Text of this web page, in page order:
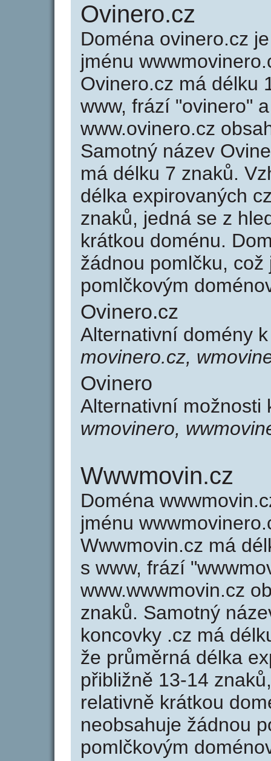
Ovinero.cz
Doména ovinero.cz
jménu
Ovinero.cz má délku
www, frází "ovinero"
www.ovinero.cz
Samotný název
má délku 7 znaků.
délka expirovaných
znaků, jedná se z
krátkou doménu.
žádnou pomlčku,
pomlčkovým
Ovinero.cz
Alternativní domény
movinero.cz,
Ovinero
Alternativní
wmovinero,
Wwwmovin.cz
Doména
jménu
Wwwmovin.cz má
s www, frází
www.wwwmovin.cz
znaků. Samotný
koncovky .cz má
že průměrná délka
přibližně 13-14
relativně krátkou
neobsahuje žádnou
pomlčkovým